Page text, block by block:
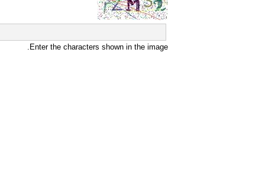
Enter the characters shown in the image.